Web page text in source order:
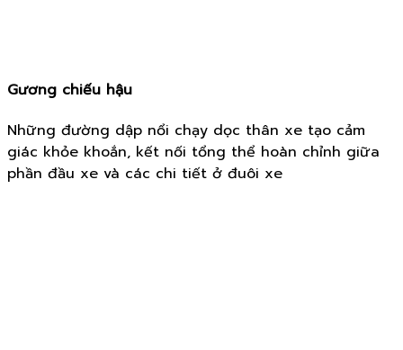
Gương chiếu hậu
Những đường dập nổi chạy dọc thân xe tạo cảm
giác khỏe khoắn, kết nối tổng thể hoàn chỉnh giữa
phần đầu xe và các chi tiết ở đuôi xe